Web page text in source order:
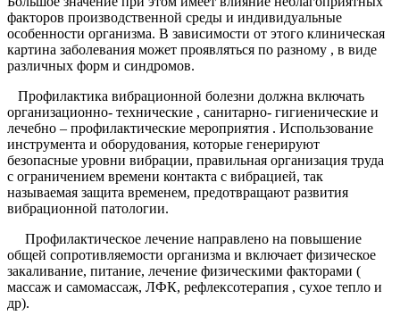
факторов производственной среды и индивидуальные
особенности организма. В зависимости от этого клиническая
картина заболевания может проявляться по разному , в виде
различных форм и синдромов.
Профилактика вибрационной болезни должна включать
организационно- технические , санитарно- гигиенические и
лечебно – профилактические мероприятия . Использование
инструмента и оборудования, которые генерируют
безопасные уровни вибрации, правильная организация труда
с ограничением времени контакта с вибрацией, так
называемая защита временем, предотвращают развития
вибрационной патологии.
Профилактическое лечение направлено на повышение
общей сопротивляемости организма и включает физическое
закаливание, питание, лечение физическими факторами (
массаж и самомассаж, ЛФК, рефлексотерапия , сухое тепло и
др).